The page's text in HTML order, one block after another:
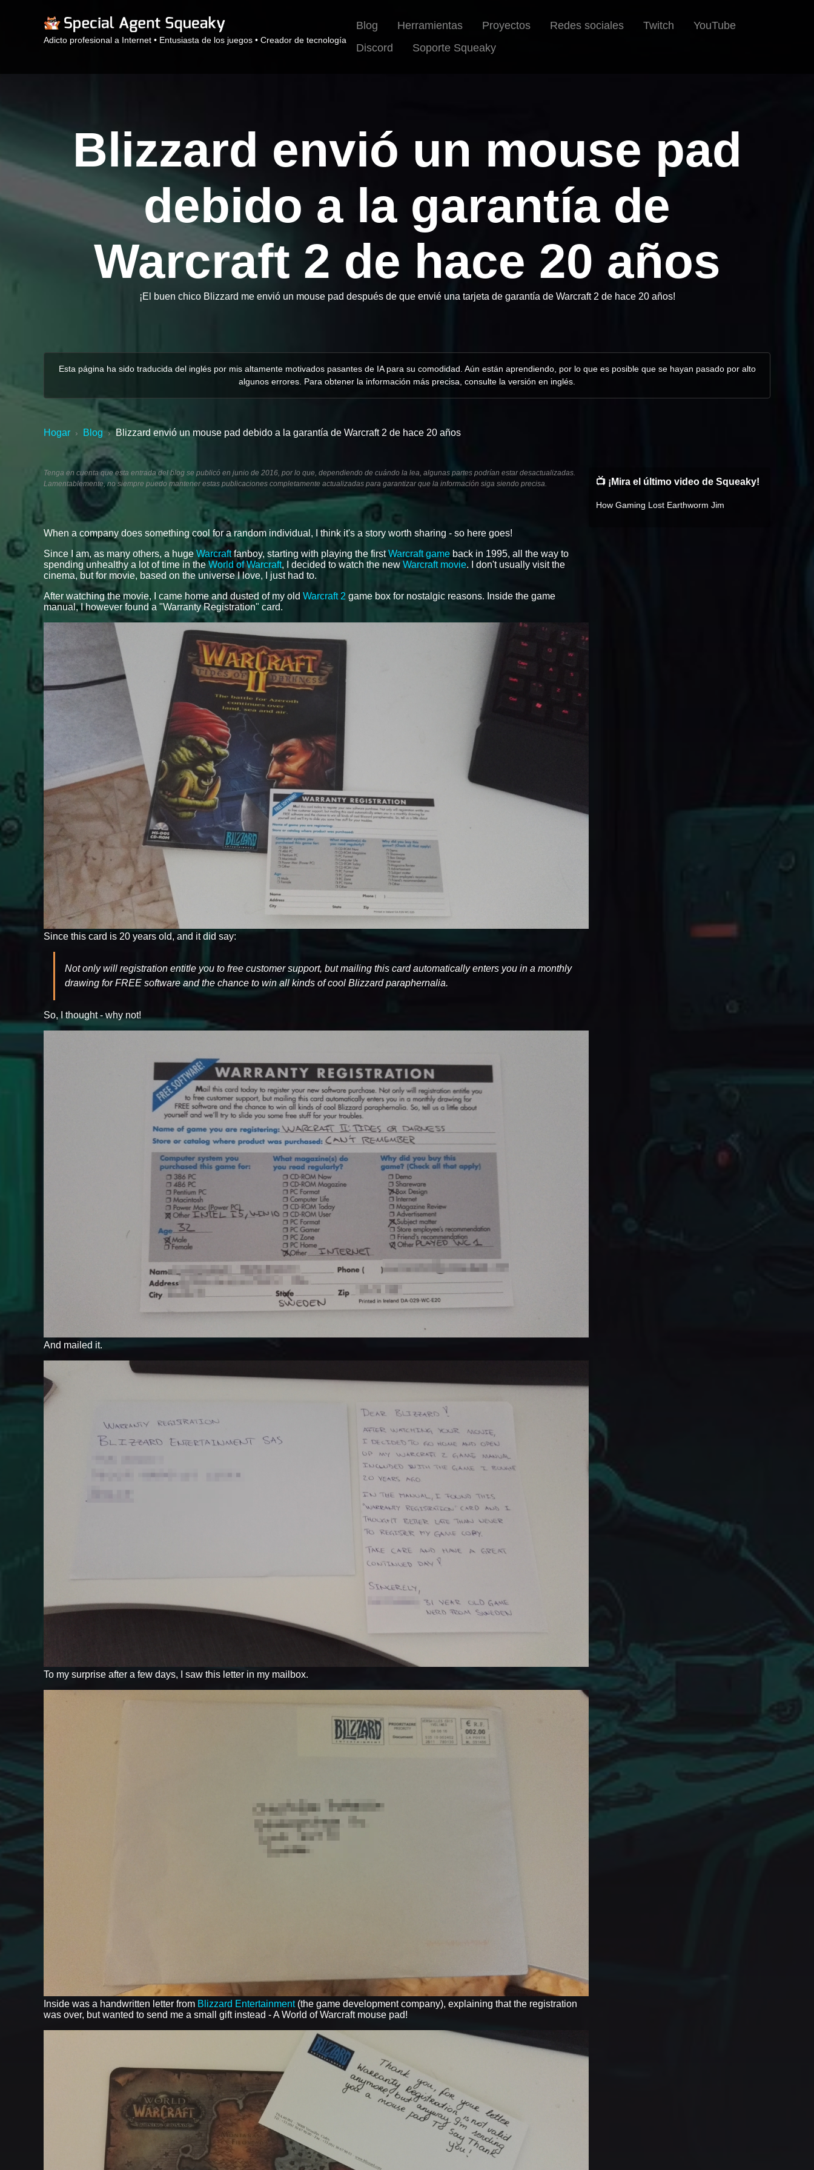
Adicto profesional a Internet • Entusiasta de los juegos • Creador de tecnología
Blog Herramientas Proyectos Redes sociales Twitch
YouTube
Discord
Soporte Squeaky
Blizzard envió un mouse pad
debido a la garantía de
Warcraft 2 de hace 20 años
¡El buen chico Blizzard me envió un mouse pad después de que envié una tarjeta de garantía de Warcraft 2 de hace 20 años!
Esta página ha sido traducida del inglés por mis altamente motivados pasantes de IA para su comodidad. Aún están aprendiendo, por lo que es posible que se hayan pasado por alto
algunos errores. Para obtener la información más precisa, consulte la versión en inglés.
Hogar › Blog › Blizzard envió un mouse pad debido a la garantía de Warcraft 2 de hace 20 años
Tenga en cuenta que esta entrada del blog se publicó en junio de 2016, por lo que, dependiendo de cuándo la lea, algunas partes podrían estar desactualizadas.
Lamentablemente, no siempre puedo mantener estas publicaciones completamente actualizadas para garantizar que la información siga siendo precisa.
When a company does something cool for a random individual, I think it's a story worth sharing - so here goes!
Since I am, as many others, a huge Warcraftfanboy, starting with playing the firstWarcraft game back in 1995, all the way to
spending unhealthy a lot of time in theWorld of Warcraft, I decided to watch the new Warcraft movie. I don't usually visit the
cinema, but for movie, based on the universe I love, I just had to.
After watching the movie, I came home and dusted of my old Warcraft 2 game box for nostalgic reasons. Inside the game
manual, I however found a "Warranty Registration" card.
Since this card is 20 years old, and it did say:
Not only will registration entitle you to free customer support, but mailing this card automatically enters you in a monthly
drawing for FREE software and the chance to win all kinds of cool Blizzard paraphernalia.
So, I thought - why not!
And mailed it.
To my surprise after a few days, I saw this letter in my mailbox.
Inside was a handwritten letter from Blizzard Entertainment(the game development company), explaining that the registration
was over, but wanted to send me a small gift instead - A World of Warcraft mouse pad!
📺 ¡Mira el último video de Squeaky!
How Gaming Lost Earthworm Jim